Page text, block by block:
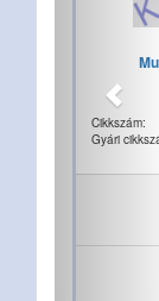
Cikkszám:
Gyári